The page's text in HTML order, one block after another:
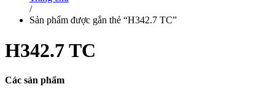
/
Sản phẩm được gắn thẻ “H342.7 TC”
H342.7 TC
Các sản phẩm